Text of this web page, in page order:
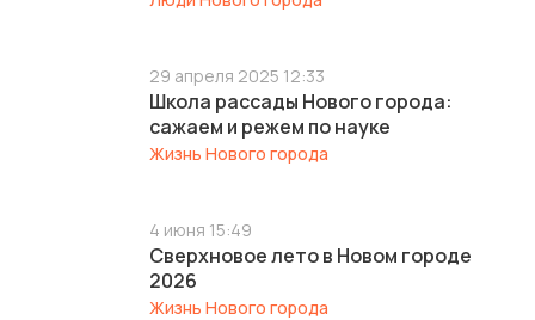
29 апреля 2025 12:33
Школа рассады Нового города:
сажаем и режем по науке
Жизнь Нового города
4 июня 15:49
Сверхновое лето в Новом городе
2026
Жизнь Нового города